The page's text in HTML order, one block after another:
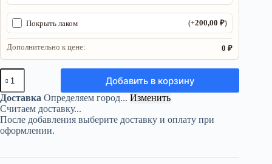
Покрыть лаком (+200,00₽)
Дополнительно к цене: 0 ₽
Количество
товара
Набор
рун
«кельтские»
—
25
из
Добавить в корзину
Доставка Определяем город... Изменить
Считаем доставку...
После добавления выберите доставку и оплату при
оформлении.